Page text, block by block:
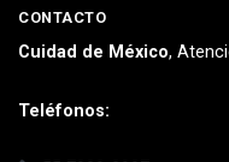
CONTACTO
Cuidad de México,
Teléfonos: